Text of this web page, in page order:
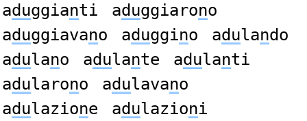
aduggianti aduggiarono
aduggiavano aduggino adulando
adulano adulante adulanti
adularono adulavano
adulazione adulazioni